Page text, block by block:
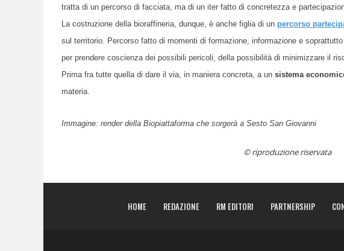
tratta di un percorso di facciata, ma di un iter fatto di concretezza e
La costruzione della bioraffineria, dunque, è anche figlia di un percorso
sul territorio. Percorso fatto di momenti di formazione, informazione e
per prendere coscienza dei possibili pericoli, della possibilità di minimizzare il
Prima fra tutte quella di dare il via, in maniera concreta, a un sistema
materia.
Immagine: render della Biopiattaforma che sorgerà a Sesto San Giovanni
© riproduzione riservata
HOME REDAZIONE RM EDITORI PARTNERSHIP